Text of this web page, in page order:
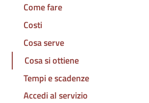
Come fare
Costi
Cosa serve
Cosa si ottiene
Tempi e scadenze
Accedi al servizio